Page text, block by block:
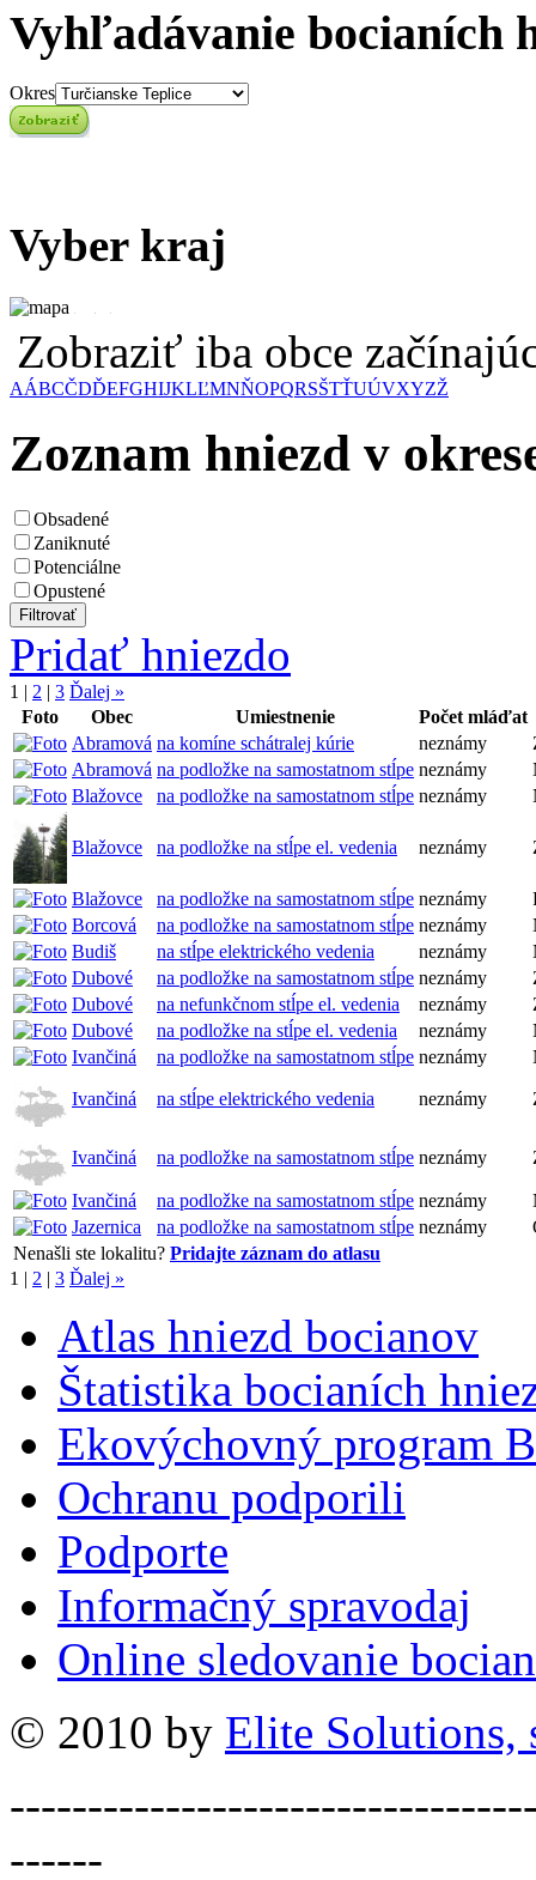
Vyhľadávanie bocianích
Okres
Vyber kraj
Zobraziť iba obce
AÁBCČDĎEFGHIJKLĽMNŇOPQRSŠTŤUÚVXYZŽ
Zoznam hniezd v
Obsadené
Zaniknuté
Potenciálne
Opustené
Pridať hniezdo
1 | 2 | 3 Ďalej »
Foto
Obec Umiestnenie
Počet mláďat
Abramová na komíne schátralej kúrie neznámy
Abramová na podložke na samostatnom stĺpe neznámy
Blažovce
na podložke na samostatnom stĺpe neznámy
Blažovce na podložke na stĺpe el. vedenia neznámy
Blažovce na podložke na samostatnom stĺpe neznámy
Borcová
na podložke na samostatnom stĺpe neznámy
Budiš
na stĺpe elektrického vedenia neznámy
Dubové
na podložke na samostatnom stĺpe neznámy
Dubové
na nefunkčnom stĺpe el. vedenia neznámy
Dubové
na podložke na stĺpe el. vedenia neznámy
Ivančiná
na podložke na samostatnom stĺpe neznámy
Ivančiná na stĺpe elektrického vedenia neznámy
Ivančiná na podložke na samostatnom stĺpe neznámy
Ivančiná na podložke na samostatnom stĺpe neznámy
Jazernica
na podložke na samostatnom stĺpe neznámy
Nenašli ste lokalitu? Pridajte záznam do atlasu
1 | 2 | 3 Ďalej »
Atlas hniezd bocianov
Štatistika bocianích
Ekovýchovný program
Ochranu podporili
Podporte
Informačný spravodaj
Online sledovanie
© 2010 by Elite Solutions,
------